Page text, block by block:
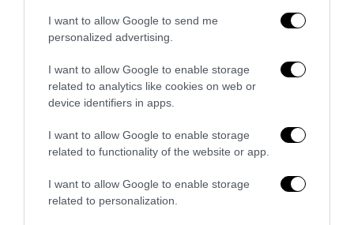
I want to allow Google to send me
personalized advertising.
I want to allow Google to enable storage
related to analytics like cookies on web or
device identifiers in apps.
I want to allow Google to enable storage
related to functionality of the website or app.
I want to allow Google to enable storage
related to personalization.